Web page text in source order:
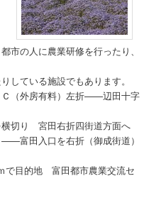
市の人に農業研修を行ったり、
している施設でもあります。
（外房有料）左折——辺田十字
切り 宮田右折四街道方面へ
富田入口を右折（御成街道）
目的地 富田都市農業交流セ